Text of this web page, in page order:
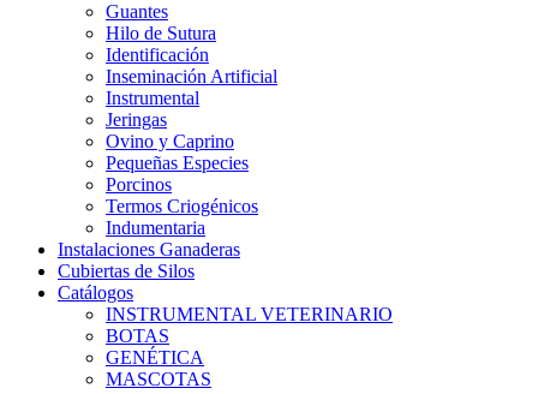
Guantes
Hilo de Sutura
Identificación
Inseminación Artificial
Instrumental
Jeringas
Ovino y Caprino
Pequeñas Especies
Porcinos
Termos Criogénicos
Indumentaria
Instalaciones Ganaderas
Cubiertas de Silos
Catálogos
INSTRUMENTAL VETERINARIO
BOTAS
GENÉTICA
MASCOTAS